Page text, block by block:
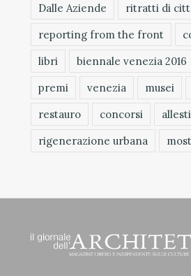
Dalle Aziende
ritratti di
reporting from the front
libri
biennale venezia 2016
premi
venezia musei
restauro
concorsi
rigenerazione urbana